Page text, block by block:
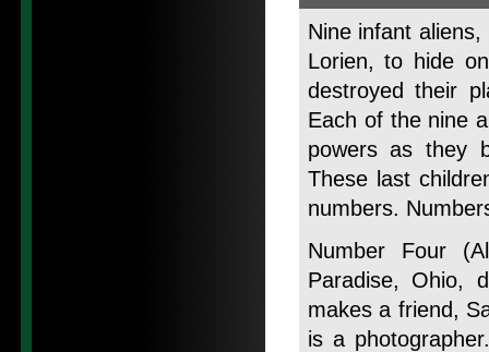
Nine infant
Lorien, to hide
destroyed their
Each of the nine
powers as they
These last
numbers.
Number Four
Paradise, Ohio,
makes a friend,
is a